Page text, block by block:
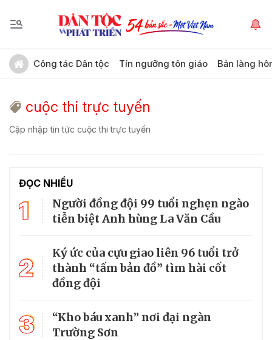
Công tác Dân tộc Tín ngưỡng tôn giáo Bản làng
cuộc thi trực tuyến
Cập nhập tin tức cuộc thi trực tuyến
ĐỌC NHIỀU
1
Người đồng đội 99 tuổi nghẹn ngào
tiễn biệt Anh hùng La Văn Cầu
2
Ký ức của cựu giao liên 96 tuổi trở
thành “tấm bản đồ” tìm hài cốt
đồng đội
3
“Kho báu xanh” nơi đại ngàn
Trường Sơn